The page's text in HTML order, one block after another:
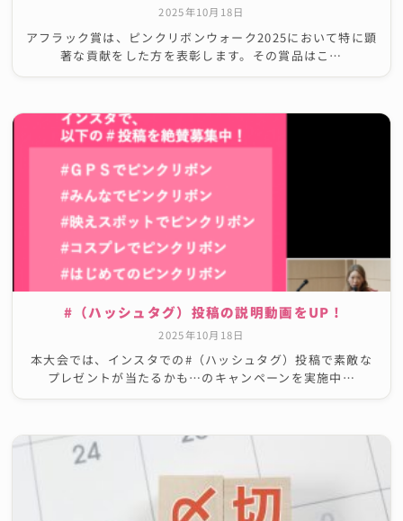
2025年10月18日
アフラック賞は、ピンクリボンウォーク2025において特に顕
著な貢献をした方を表彰します。その賞品はこ…
#（ハッシュタグ）投稿の説明動画をUP !
2025年10月18日
本大会では、インスタでの#（ハッシュタグ）投稿で素敵な
プレゼントが当たるかも⋯のキャンペーンを実施中…